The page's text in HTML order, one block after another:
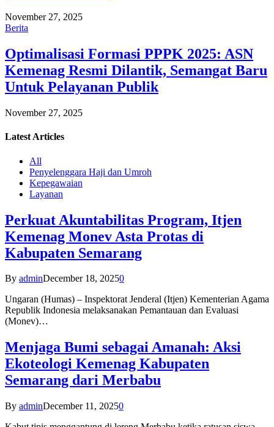
November 27, 2025
Berita
Optimalisasi Formasi PPPK 2025: ASN
Kemenag Resmi Dilantik, Semangat Baru
Untuk Pelayanan Publik
November 27, 2025
Latest Articles
All
Penyelenggara Haji dan Umroh
Kepegawaian
Layanan
Perkuat Akuntabilitas Program, Itjen
Kemenag Monev Asta Protas di
Kabupaten Semarang
By adminDecember 18, 20250
Ungaran (Humas) – Inspektorat Jenderal (Itjen) Kementerian Agama
Republik Indonesia melaksanakan Pemantauan dan Evaluasi
(Monev)…
Menjaga Bumi sebagai Amanah: Aksi
Ekoteologi Kemenag Kabupaten
Semarang dari Merbabu
By adminDecember 11, 20250